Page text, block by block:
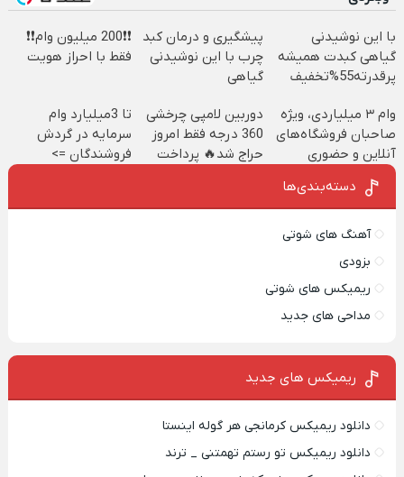
با این نوشیدنی
گیاهی کبدت همیشه
پرقدرته55%تخفیف
پیشگیری و درمان کبد
چرب با این نوشیدنی
گیاهی
❗❗200 میلیون وام❗❗
فقط با احراز هویت
وام ۳ میلیاردی، ویژه
صاحبان فروشگاه‌های
آنلاین و حضوری
دوربین لامپی چرخشی
360 درجه فقط امروز
حراج شد🔥 پرداخت
تا 3میلیارد وام
سرمایه در گردش
فروشندگان =>
دسته‌بندی‌ها
آهنگ های شوتی
بزودی
ریمیکس های شوتی
مداحی های جدید
ریمیکس‌ های جدید
دانلود ریمیکس کرمانجی هر گوله اینستا
دانلود ریمیکس تو رستم تهمتنی _ ترند